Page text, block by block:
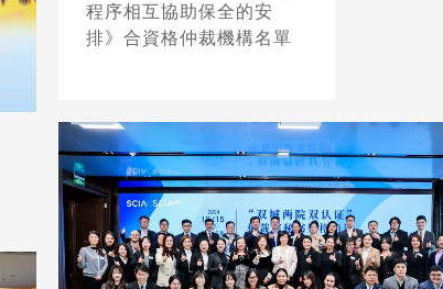
程序相互協助保全的安
排》合資格仲裁機構名單